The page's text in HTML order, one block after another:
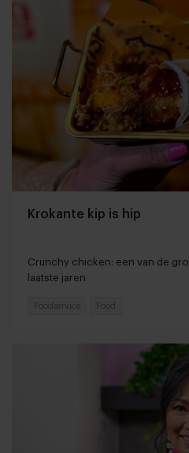
Krokante kip is hip
Crunchy chicken: een van de
laatste jaren
Foodservice Food